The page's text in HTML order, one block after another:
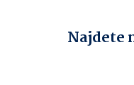
Najdete